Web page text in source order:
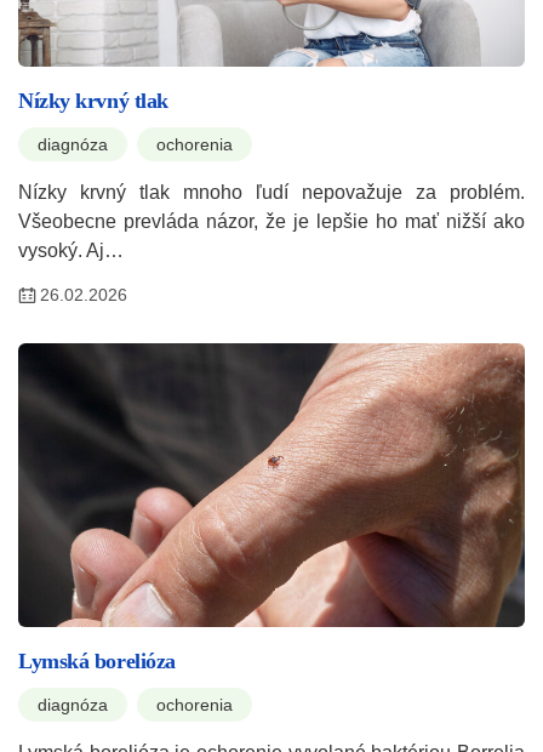
Nízky krvný tlak
diagnóza ochorenia
Nízky krvný tlak mnoho ľudí nepovažuje za problém.
Všeobecne prevláda názor, že je lepšie ho mať nižší ako
vysoký. Aj…
26.02.2026
Lymská borelióza
diagnóza ochorenia